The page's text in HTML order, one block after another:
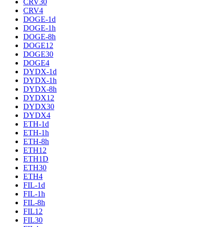
CRV30
CRV4
DOGE-1d
DOGE-1h
DOGE-8h
DOGE12
DOGE30
DOGE4
DYDX-1d
DYDX-1h
DYDX-8h
DYDX12
DYDX30
DYDX4
ETH-1d
ETH-1h
ETH-8h
ETH12
ETH1D
ETH30
ETH4
FIL-1d
FIL-1h
FIL-8h
FIL12
FIL30